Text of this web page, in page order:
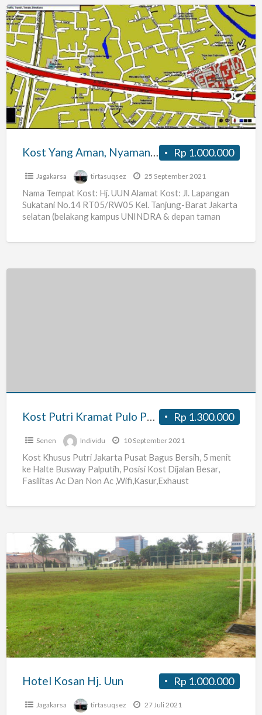
Kost
Yang
Aman,
Nyaman,
dan
Strategis
TB.
Minggu,
Rebo
Rp 1.000.000
Kost Yang Aman, Nyaman, dan Strategis TB. Simatupang, Ps. Minggu, Ps. Rebo
Jagakarsa tirtasuqsez 25 September 2021
Nama Tempat Kost: Hj. UUN Alamat Kost: Jl. Lapangan
Sukatani No.14 RT05/RW05 Kel. Tanjung-Barat Jakarta
selatan (belakang kampus UNINDRA & depan taman
Rp 1.300.000
Kost Putri Kramat Pulo Pak Indra
Senen Individu 10 September 2021
Kost Khusus Putri Jakarta Pusat Bagus Bersih, 5 menit
ke Halte Busway Palputih, Posisi Kost Dijalan Besar,
Fasilitas Ac Dan Non Ac ,Wifi,Kasur,Exhaust
Hotel
Kosan
Hj.
Uun
Rp 1.000.000
Hotel Kosan Hj. Uun
Jagakarsa tirtasuqsez 27 Juli 2021